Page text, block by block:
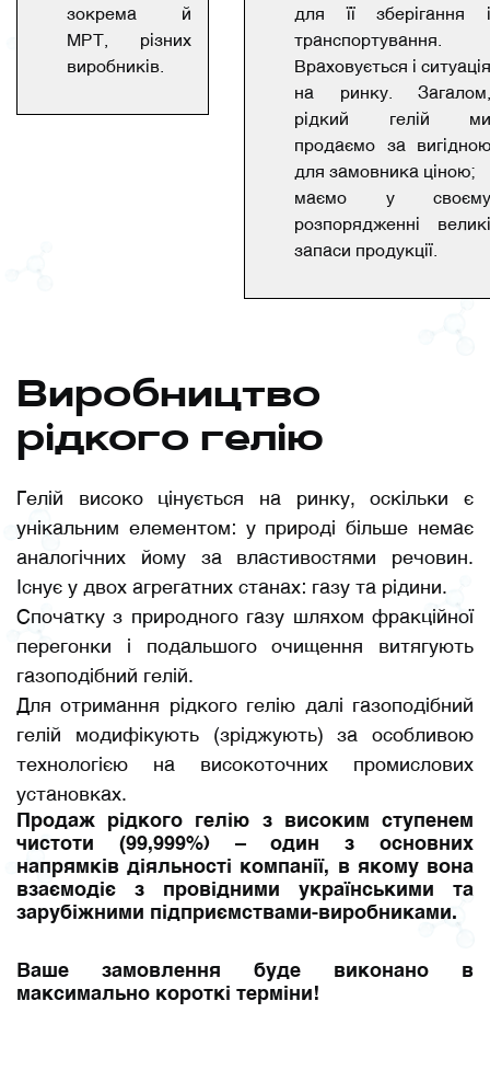
зокрема й
МРТ, різних
виробників.
для її зберігання і
транспортування.
Враховується і ситуація
на ринку. Загалом,
рідкий гелій ми
продаємо за вигідною
для замовника ціною;
маємо у своєму
розпорядженні великі
запаси продукції.
Виробництво
рідкого гелію
Гелій високо цінується на ринку, оскільки є
унікальним елементом: у природі більше немає
аналогічних йому за властивостями речовин.
Існує у двох агрегатних станах: газу та рідини.
Спочатку з природного газу шляхом фракційної
перегонки і подальшого очищення витягують
газоподібний гелій.
Для отримання рідкого гелію далі газоподібний
гелій модифікують (зріджують) за особливою
технологією на високоточних промислових
установках.
Продаж рідкого гелію з високим ступенем
чистоти (99,999%) – один з основних
напрямків діяльності компанії, в якому вона
взаємодіє з провідними українськими та
зарубіжними підприємствами-виробниками.
Ваше замовлення буде виконано в
максимально короткі терміни!